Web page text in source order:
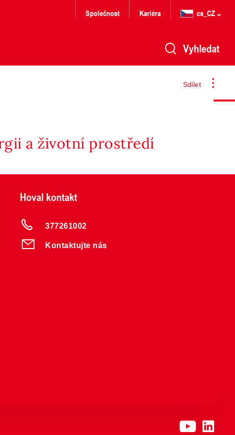
Společnost Kariéra cs_CZ
Vyhledat
Sdílet
a životní prostředí
Hoval kontakt
377261002
Kontaktujte nás